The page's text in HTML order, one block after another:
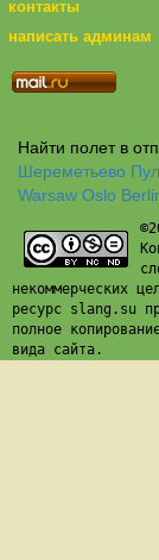
контакты
написать админам
Найти полет в
Шереметьево
Warsaw Oslo
некоммерческих
ресурс slang.su
полное
вида сайта.